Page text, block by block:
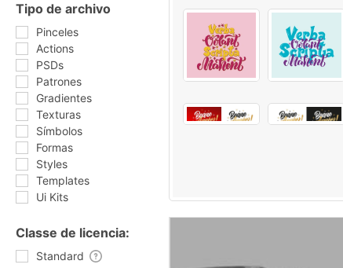
Tipo de archivo
Pinceles
Actions
PSDs
Patrones
Gradientes
Texturas
Símbolos
Formas
Styles
Templates
Ui Kits
Classe de licencia:
Standard